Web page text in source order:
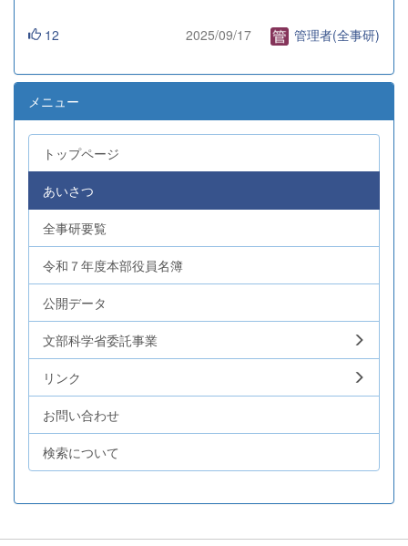
12 2025/09/17 管理者(全事研)
メニュー
トップページ
あいさつ
全事研要覧
令和７年度本部役員名簿
公開データ
文部科学省委託事業
リンク
お問い合わせ
検索について